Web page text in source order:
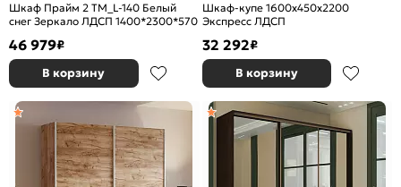
Шкаф Прайм 2 TM_L-140 Белый
снег Зеркало ЛДСП 1400*2300*570
46 979₽
В корзину
Шкаф-купе 1600x450x2200
Экспресс ЛДСП
32 292₽
В корзину